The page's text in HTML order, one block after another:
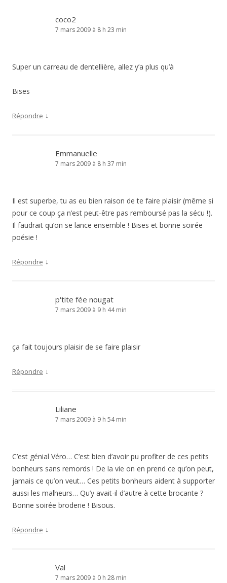
coco2
7 mars 2009 à 8 h 23 min
Super un carreau de dentellière, allez y’a plus qu’à
Bises
Répondre ↓
Emmanuelle
7 mars 2009 à 8 h 37 min
Il est superbe, tu as eu bien raison de te faire plaisir (même si
pour ce coup ça n’est peut-être pas remboursé pas la sécu !).
Il faudrait qu’on se lance ensemble ! Bises et bonne soirée
poésie !
Répondre ↓
p'tite fée nougat
7 mars 2009 à 9 h 44 min
ça fait toujours plaisir de se faire plaisir
Répondre ↓
Liliane
7 mars 2009 à 9 h 54 min
C’est génial Véro… C’est bien d’avoir pu profiter de ces petits
bonheurs sans remords ! De la vie on en prend ce qu’on peut,
jamais ce qu’on veut… Ces petits bonheurs aident à supporter
aussi les malheurs… Qu’y avait-il d’autre à cette brocante ?
Bonne soirée broderie ! Bisous.
Répondre ↓
Val
7 mars 2009 à 0 h 28 min